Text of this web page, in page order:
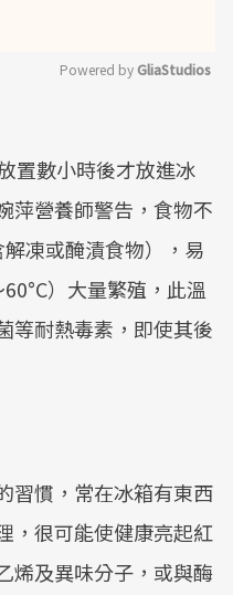
Powered by GliaStudios
置數小時後才放進冰
萍營養師警告，食物不
凍或醃漬食物），易
）大量繁殖，此溫
等耐熱毒素，即使其後
習慣，常在冰箱有東西
，很可能使健康亮起紅
烯及異味分子，或與酶